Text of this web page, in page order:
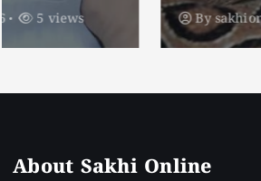
Bysakhionline August 6, 2026
About Sakhi Online